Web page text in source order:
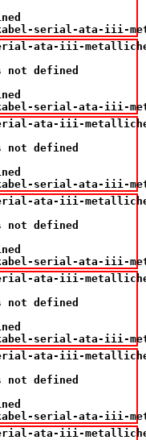
serial-ata-iii-
iii-
not defined
serial-ata-iii-
iii-
not defined
serial-ata-iii-
iii-
not defined
serial-ata-iii-
iii-
not defined
serial-ata-iii-
iii-
not defined
serial-ata-iii-
iii-